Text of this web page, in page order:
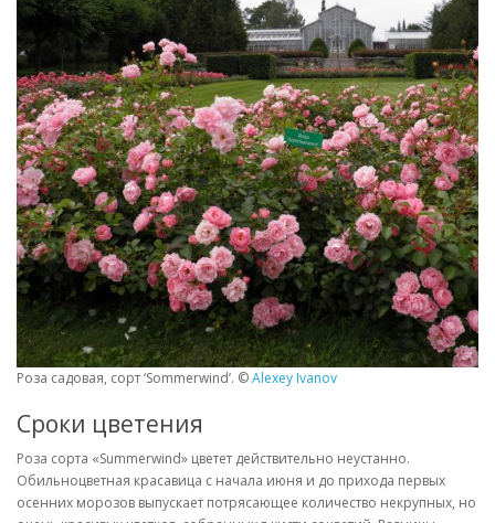
Роза садовая, сорт ‘Sommerwind’. ©Alexey Ivanov
Сроки цветения
Роза сорта «Summerwind» цветет действительно неустанно.
Обильноцветная красавица с начала июня и до прихода первых
осенних морозов выпускает потрясающее количество некрупных, но